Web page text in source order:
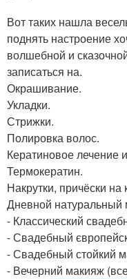
Вот таких нашла
поднять настроение
волшебной и
записаться на.
Окрашивание.
Укладки.
Стрижки.
Полировка волос.
Кератиновое лечение
Термокератин.
Накрутки, причёски
Дневной натуральный
- Классический
- Свадебный
- Свадебный стойкий
- Вечерний макияж